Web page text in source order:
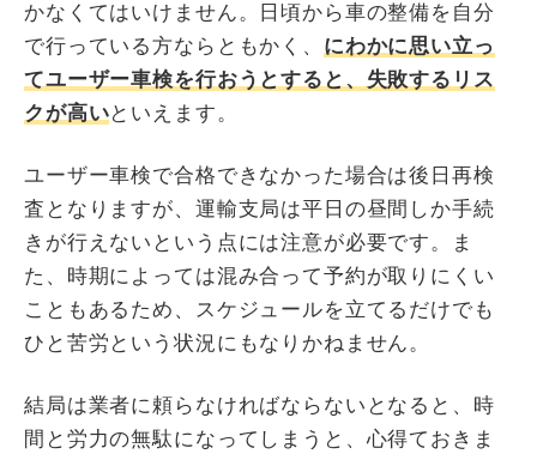
かなくてはいけません。日頃から車の整備を自分
で行っている方ならともかく、 にわかに思い立っ
てユーザー車検を行おうとすると、失敗するリス
クが高いといえます。
ユーザー車検で合格できなかった場合は後日再検
査となりますが、運輸支局は平日の昼間しか手続
きが行えないという点には注意が必要です。ま
た、時期によっては混み合って予約が取りにくい
こともあるため、スケジュールを立てるだけでも
ひと苦労という状況にもなりかねません。
結局は業者に頼らなければならないとなると、時
間と労力の無駄になってしまうと、心得ておきま